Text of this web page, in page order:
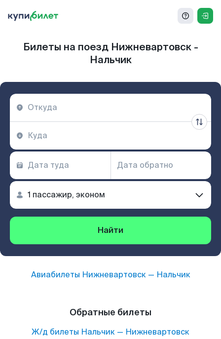
Билеты на поезд Нижневартовск -
Нальчик
Найти
Авиабилеты Нижневартовск— Нальчик
Обратные билеты
Ж/д билеты Нальчик — Нижневартовск